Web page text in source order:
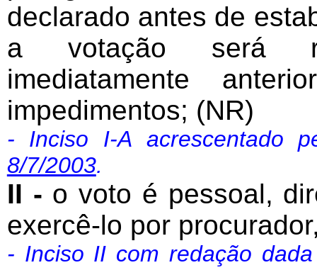
declarado antes de
a votação será
imediatamente
impedimentos; (NR)
- Inciso I-A acrescentado
8/7/2003.
II - o voto é pessoal,
exercê-lo por
- Inciso II com redação